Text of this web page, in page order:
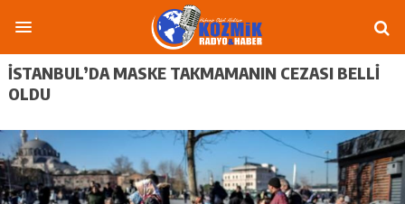
İSTANBUL’DA MASKE TAKMAMANIN CEZASI BELLİ
OLDU